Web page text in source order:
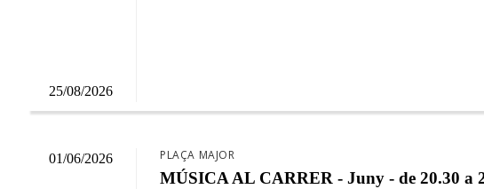
25/08/2026
01/06/2026 PLAÇA MAJOR
MÚSICA AL CARRER - Juny - de 20.30 a